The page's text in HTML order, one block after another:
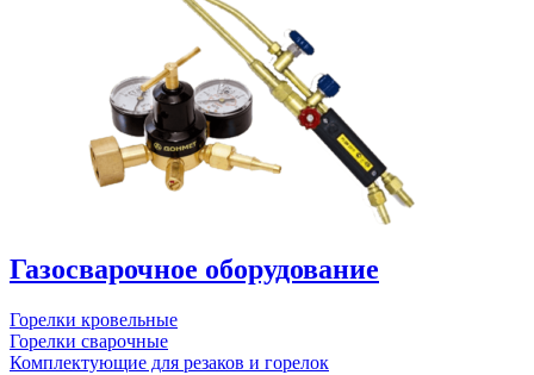
Газосварочное оборудование
Горелки кровельные
Горелки сварочные
Комплектующие для резаков и горелок